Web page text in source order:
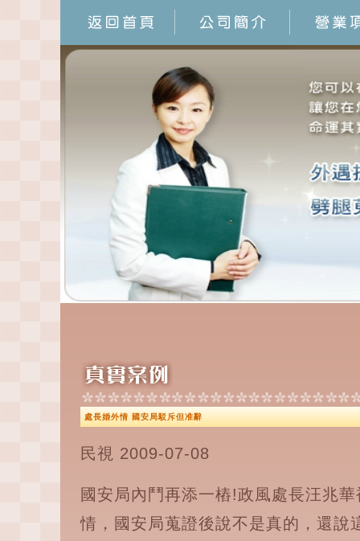
處長婚外情 國安局駁斥但准辭
民視 2009-07-08
國安局內鬥再添一樁!政風處長汪兆
情，國安局蒐證後說不是真的，還